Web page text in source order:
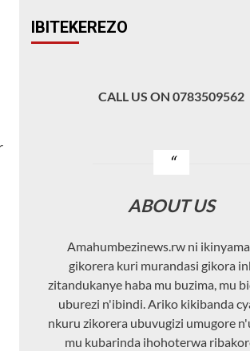
IBITEKEREZO
CALL US ON 0783509562
ABOUT US
Amahumbezinews.rw ni
gikorera kuri murandasi gikora
zitandukanye haba mu buzima, mu
uburezi n'ibindi. Ariko kikibanda
nkuru zikorera ubuvugizi umugore
mu kubarinda ihohoterwa